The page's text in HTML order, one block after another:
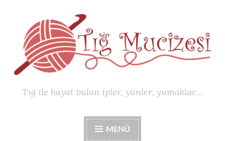
Tığ ile hayat bulan ipler, yünler, yumaklar…
MENÜ